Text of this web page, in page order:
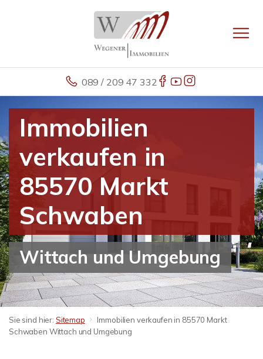
089 / 209 47 332
Immobilien
verkaufen in
85570 Markt
Schwaben
Wittach und Umgebung
Sie sind hier: Sitemap
Immobilien verkaufen in 85570 Markt
Schwaben Wittach und Umgebung